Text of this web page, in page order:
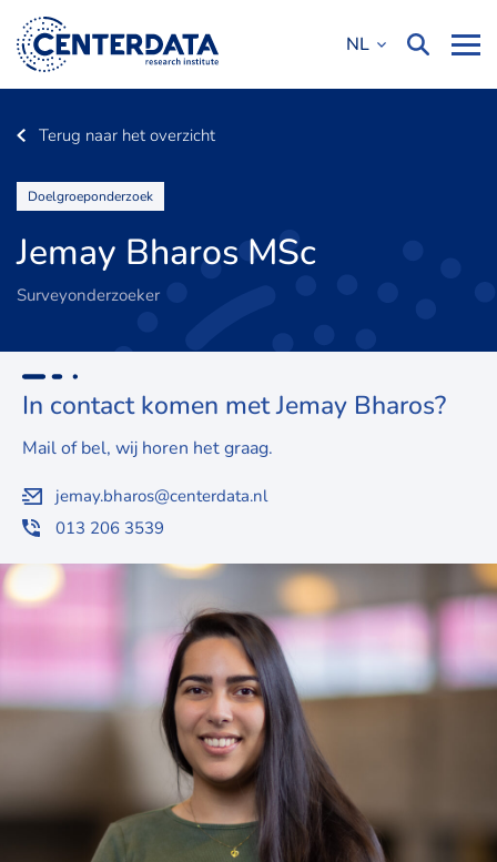
NL
Terug naar het overzicht
Doelgroeponderzoek
Jemay Bharos MSc
Surveyonderzoeker
In contact komen met Jemay Bharos?
Mail of bel, wij horen het graag.
jemay.bharos@centerdata.nl
013 206 3539